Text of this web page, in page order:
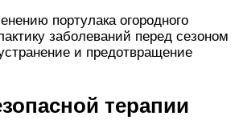
портулака огородного
заболеваний перед сезоном
и предотвращение
терапии